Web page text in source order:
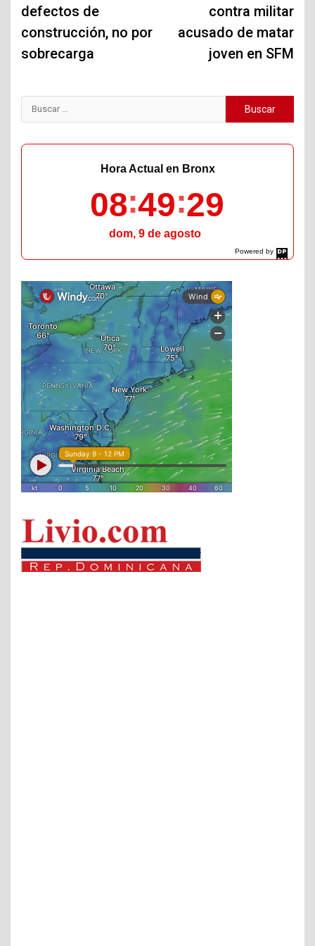
defectos de
construcción, no por
sobrecarga
contra militar
acusado de matar
joven en SFM
Buscar:
Powered by
DaysPedia.com
Hora Actual en Bronx
08 49 30
dom, 9 de agosto